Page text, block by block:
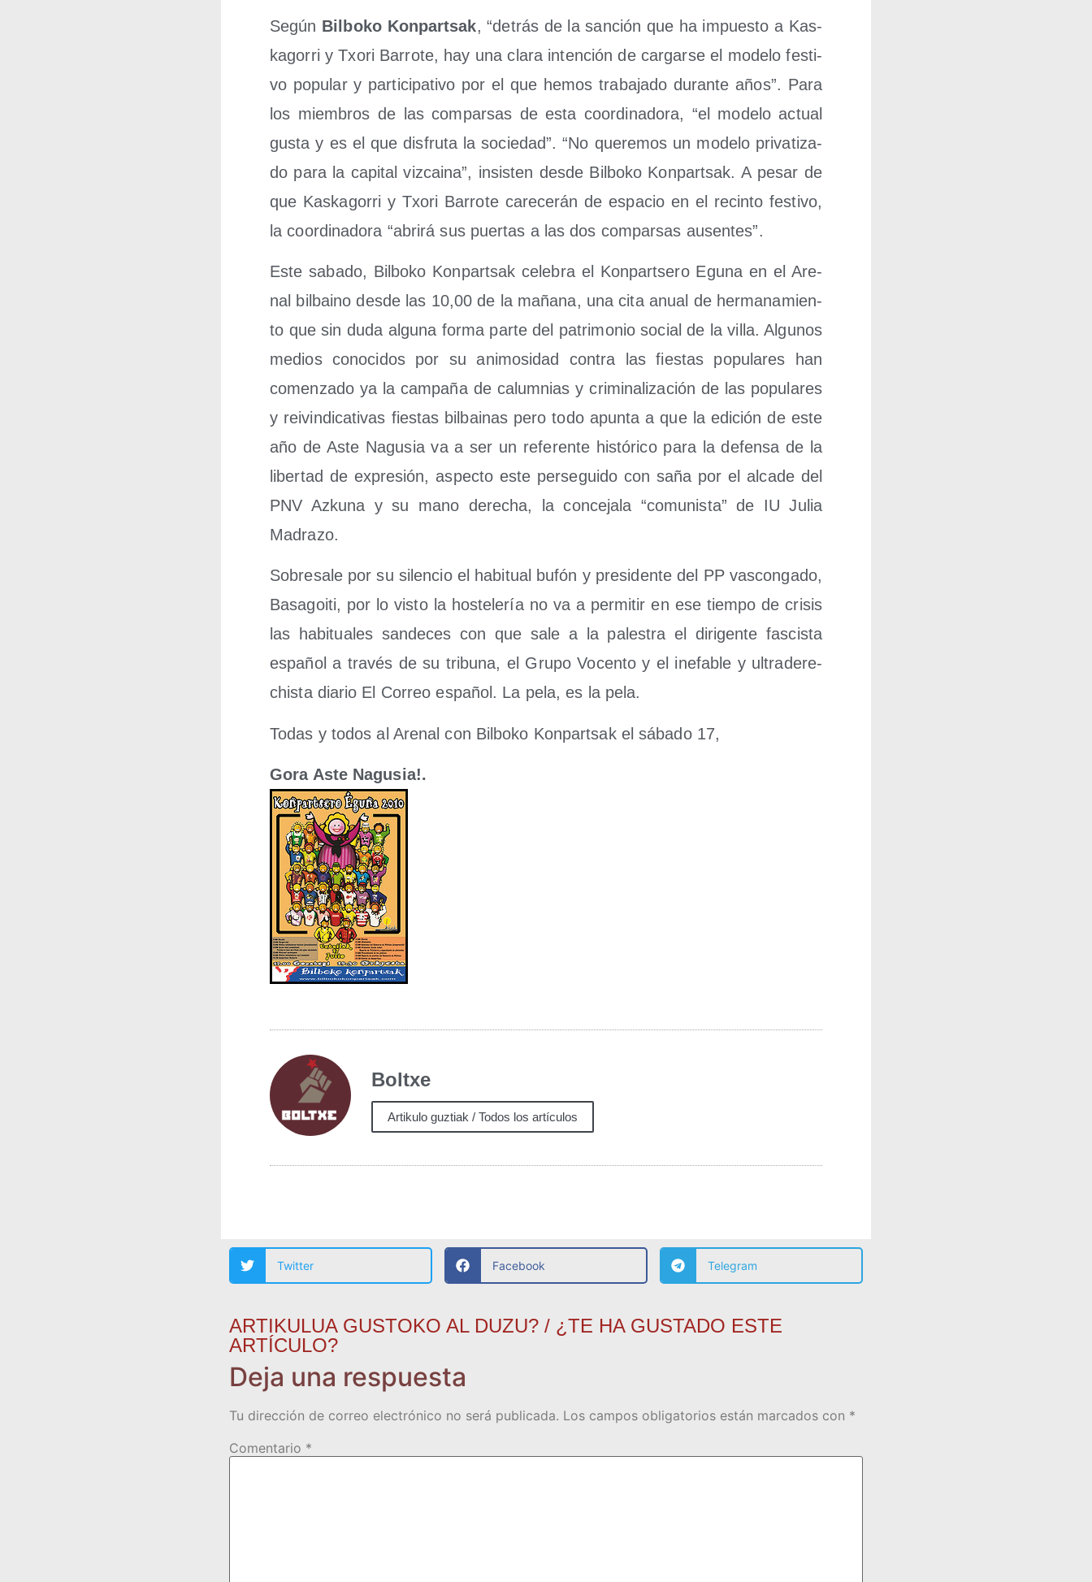
Según Bil­bo­ko Kon­par­tsak, “detrás de la san­ción que ha impues­to a Kas­
ka­go­rri y Txo­ri Barro­te, hay una cla­ra inten­ción de car­gar­se el mode­lo fes­ti­
vo popu­lar y par­ti­ci­pa­ti­vo por el que hemos tra­ba­ja­do duran­te años”. Para
los miem­bros de las com­par­sas de esta coor­di­na­do­ra, “el mode­lo actual
gus­ta y es el que dis­fru­ta la socie­dad”. “No que­re­mos un mode­lo pri­va­ti­za­
do para la capi­tal viz­cai­na”, insis­ten des­de Bil­bo­ko Kon­par­tsak. A pesar de
que Kas­ka­go­rri y Txo­ri Barro­te care­ce­rán de espa­cio en el recin­to fes­ti­vo,
la coor­di­na­do­ra “abri­rá sus puer­tas a las dos com­par­sas ausentes”.
Este saba­do, Bil­bo­ko Kon­par­tsak cele­bra el Kon­par­tse­ro Egu­na en el Are­
nal bil­baino des­de las 10,00 de la maña­na, una cita anual de her­ma­na­mien­
to que sin duda algu­na for­ma par­te del patri­mo­nio social de la villa. Algu­nos
medios cono­ci­dos por su ani­mo­si­dad con­tra las fies­tas popu­la­res han
comen­za­do ya la cam­pa­ña de calum­nias y cri­mi­na­li­za­ción de las popu­la­res
y rei­vin­di­ca­ti­vas fies­tas bil­bai­nas pero todo apun­ta a que la edi­ción de este
año de Aste Nagu­sia va a ser un refe­ren­te his­tó­ri­co para la defen­sa de la
liber­tad de expre­sión, aspec­to este per­se­gui­do con saña por el alca­de del
PNV Azku­na y su mano dere­cha, la con­ce­ja­la “comu­nis­ta” de IU Julia
Madrazo.
Sobre­sa­le por su silen­cio el habi­tual bufón y pre­si­den­te del PP vas­con­ga­do,
Basa­goi­ti, por lo vis­to la hos­te­le­ría no va a per­mi­tir en ese tiem­po de cri­sis
las habi­tua­les san­de­ces con que sale a la pales­tra el diri­gen­te fas­cis­ta
espa­ñol a tra­vés de su tri­bu­na, el Gru­po Vocen­to y el inefa­ble y ultra­de­re­
chis­ta dia­rio El Correo espa­ñol. La pela, es la pela.
Todas y todos al Are­nal con Bil­bo­ko Kon­par­tsak el sába­do 17,
Gora Aste Nagusia!.
Boltxe
Artikulo guztiak / Todos los artículos
Twitter Facebook Telegram
ARTIKULUA GUSTOKO AL DUZU? / ¿TE HA GUSTADO ESTE
ARTÍCULO?
Deja una respuesta
Tu dirección de correo electrónico no será publicada. Los campos obligatorios están marcados con *
Comentario *